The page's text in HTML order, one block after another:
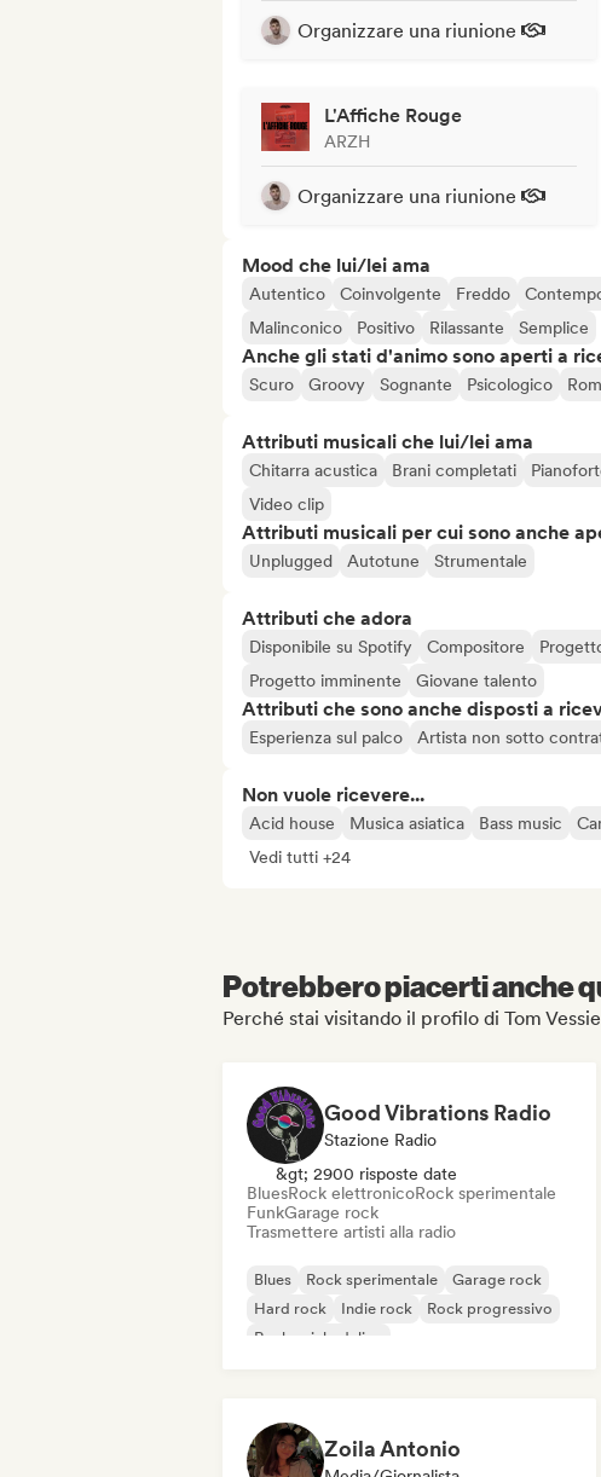
Organizzare una riunione
L'Affiche Rouge
ARZH
Organizzare una riunione
Mood che lui/lei ama
Autentico Coinvolgente Freddo
Malinconico
Positivo Rilassante Semplice
Anche gli stati d'animo sono aperti a
Scuro Groovy Sognante Psicologico
Attributi musicali che lui/lei ama
Chitarra acustica Brani completati
Video clip
Attributi musicali per cui sono anche
Unplugged Autotune Strumentale
Attributi che adora
Disponibile su Spotify Compositore
Progetto imminente
Giovane talento
Attributi che sono anche disposti a
Esperienza sul palco Artista non sotto
Non vuole ricevere...
Acid house Musica asiatica Bass music
Vedi tutti +24
Potrebbero piacerti anche
Perché stai visitando il profilo di Tom
Good Vibrations Radio
Stazione Radio
&gt; 2900 risposte date
BluesRock elettronicoRock sperimentale
FunkGarage rock
Trasmettere artisti alla radio
Blues Rock sperimentale
Garage rock
Hard rock
Indie rock
Rock progressivo
Rock psichedelico
Zoila Antonio